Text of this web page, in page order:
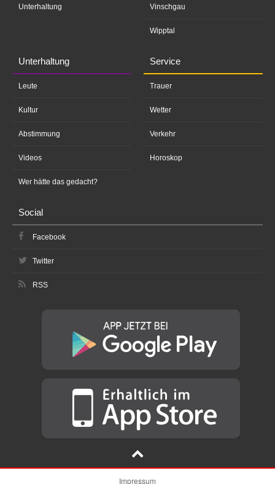
Unterhaltung Vinschgau
Wipptal
Unterhaltung
Leute
Kultur
Abstimmung
Videos
Wer hätte das gedacht?
Service
Trauer
Wetter
Verkehr
Horoskop
Social
Facebook
Twitter
RSS
Impressum